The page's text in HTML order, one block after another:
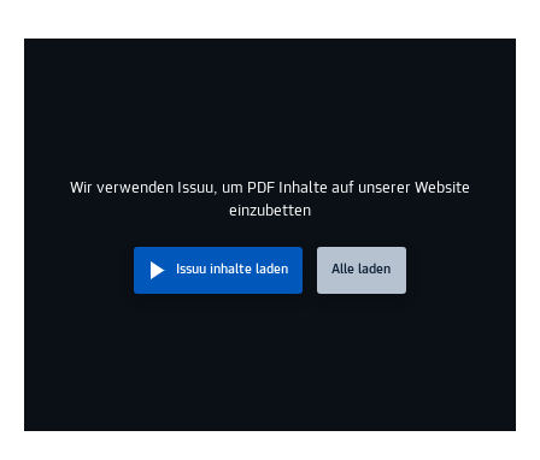
Wir verwenden Issuu, um PDF Inhalte auf unserer Website
einzubetten
Issuu inhalte laden Alle laden